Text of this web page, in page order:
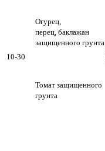
10-30
Огурец,
перец, баклажан
защищенного грунта
Томат защищенного
грунта